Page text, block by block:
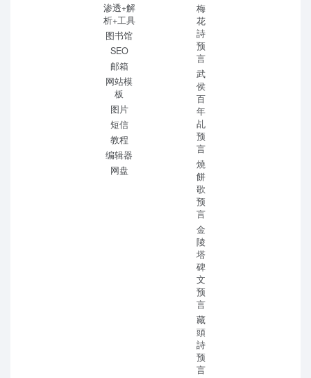
渗透+解
析+工具
图书馆
SEO
邮箱
网站模
板
图片
短信
教程
编辑器
网盘
梅
花
詩
预
言
武
侯
百
年
乩
预
言
燒
餅
歌
预
言
金
陵
塔
碑
文
预
言
藏
頭
詩
预
言